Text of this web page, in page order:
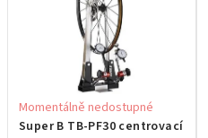
Super B TB-PF30 centrovací
Momentálně nedostupné